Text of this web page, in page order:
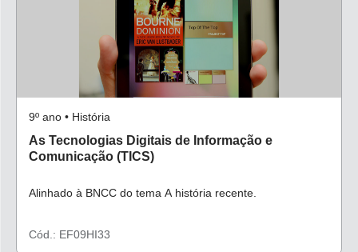
9º ano • História
As Tecnologias Digitais de Informação e
Comunicação (TICS)
Alinhado à BNCC do tema A história recente.
Cód.: EF09HI33